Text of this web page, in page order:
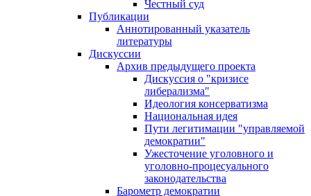
Честный суд
Публикации
Аннотированный указатель
литературы
Дискуссии
Архив предыдущего проекта
Дискуссия о "кризисе
либерализма"
Идеология консерватизма
Национальная идея
Пути легитимации "управляемой
демократии"
Ужесточение уголовного и
уголовно-процесуального
законодательства
Барометр демократии